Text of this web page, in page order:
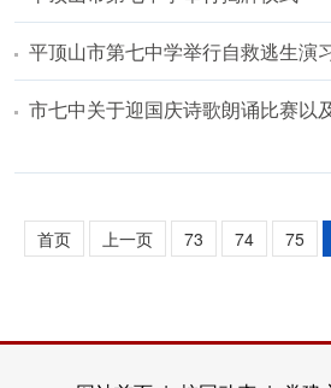
平顶山市第七中学举行自救逃生演
市七中关于迎国庆诗歌朗诵比赛以
首页 上一页 73 74 75